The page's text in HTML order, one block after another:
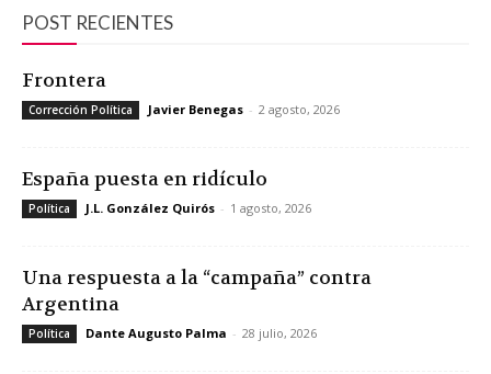
POST RECIENTES
Frontera
Corrección Política Javier Benegas - 2 agosto, 2026
España puesta en ridículo
Política J.L. González Quirós - 1 agosto, 2026
Una respuesta a la “campaña” contra
Argentina
Política Dante Augusto Palma - 28 julio, 2026